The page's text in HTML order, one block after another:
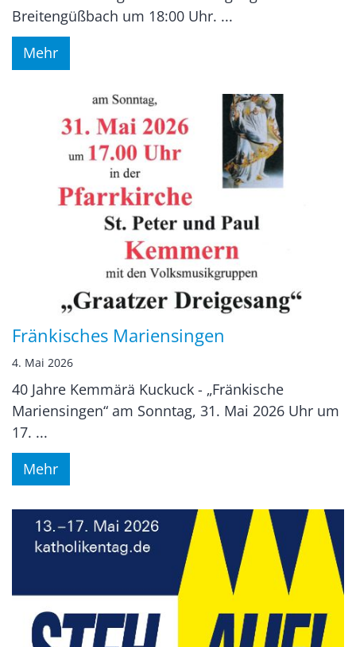
Breitengüßbach um 18:00 Uhr. ...
Mehr
Fränkisches Mariensingen
4. Mai 2026
40 Jahre Kemmärä Kuckuck - „Fränkische
Mariensingen“ am Sonntag, 31. Mai 2026 Uhr um
17. ...
Mehr